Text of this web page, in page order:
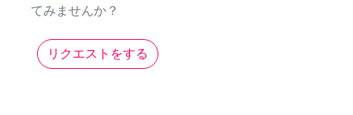
てみませんか？
リクエストをする